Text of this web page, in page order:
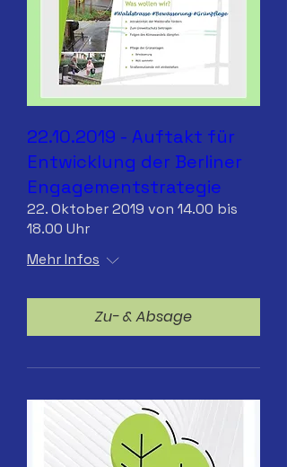
22.10.2019 - Auftakt für
Entwicklung der Berliner
Engagementstrategie
22. Oktober 2019 von 14.00 bis
18.00 Uhr
Mehr Infos
Zu- & Absage